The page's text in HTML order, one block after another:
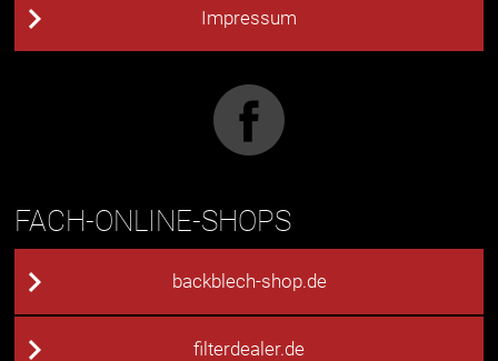
Impressum
FACH-ONLINE-SHOPS
backblech-shop.de
filterdealer.de